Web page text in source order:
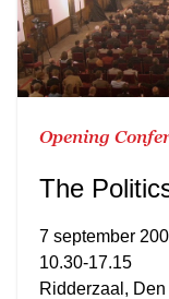
Opening
The
7 september
10.30-17.15
Ridderzaal,